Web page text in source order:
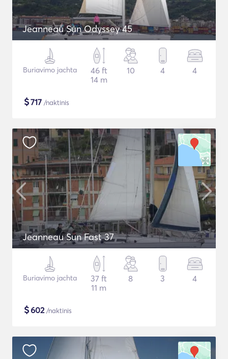
Jeanneau Sun Odyssey 45
Buriavimo jachta
46 ft
14 m
10 4 4
$717 /naktinis
Jeanneau Sun Fast 37
Buriavimo jachta
37 ft
11 m
8 3 4
$602/naktinis